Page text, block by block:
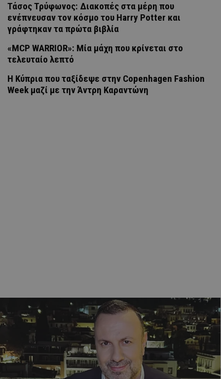
Τάσος Τρύφωνος: Διακοπές στα μέρη που
ενέπνευσαν τον κόσμο του Harry Potter και
γράφτηκαν τα πρώτα βιβλία
«MCP WARRIOR»: Μία μάχη που κρίνεται στο
τελευταίο λεπτό
Η Κύπρια που ταξίδεψε στην Copenhagen Fashion
Week μαζί με την Άντρη Καραντώνη